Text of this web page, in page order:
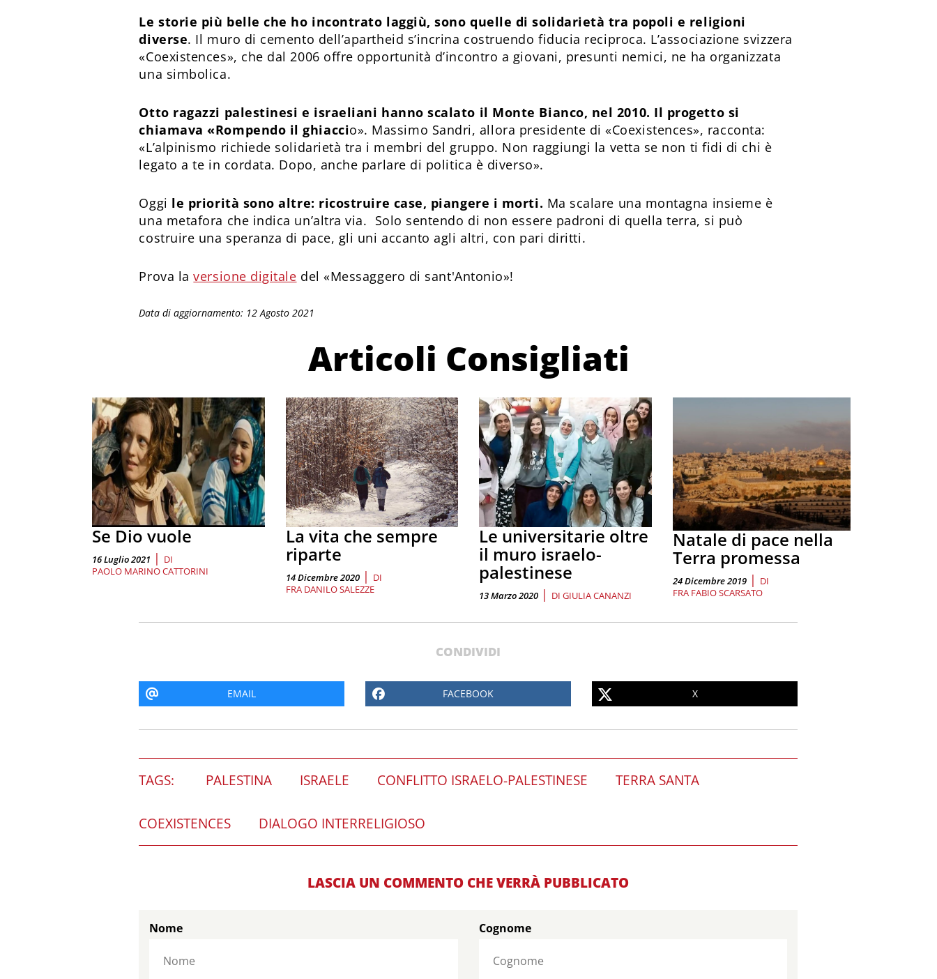
Le storie più belle che ho incontrato laggiù, sono quelle di solidarietà tra popoli e religioni
diverse. Il muro di cemento dell’apartheid s’incrina costruendo fiducia reciproca. L’associazione svizzera
«Coexistences», che dal 2006 offre opportunità d’incontro a giovani, presunti nemici, ne ha organizzata
una simbolica.
Otto ragazzi palestinesi e israeliani hanno scalato il Monte Bianco, nel 2010. Il progetto si
chiamava «Rompendo il ghiaccio». Massimo Sandri, allora presidente di «Coexistences», racconta:
«L’alpinismo richiede solidarietà tra i membri del gruppo. Non raggiungi la vetta se non ti fidi di chi è
legato a te in cordata. Dopo, anche parlare di politica è diverso».
Oggi le priorità sono altre: ricostruire case, piangere i morti. Ma scalare una montagna insieme è
una metafora che indica un’altra via. Solo sentendo di non essere padroni di quella terra, si può
costruire una speranza di pace, gli uni accanto agli altri, con pari diritti.
Prova laversione digitale del «Messaggero di sant'Antonio»!
Data di aggiornamento: 12 Agosto 2021
Articoli Consigliati
Se Dio vuole
16 Luglio 2021 | DI
PAOLO MARINO CATTORINI
La vita che sempre
riparte
14 Dicembre 2020 | DI
FRA DANILO SALEZZE
Le universitarie oltre
il muro israelo-
palestinese
13 Marzo 2020 | DI GIULIA CANANZI
Natale di pace nella
Terra promessa
24 Dicembre 2019 | DI
FRA FABIO SCARSATO
CONDIVIDI
EMAIL FACEBOOK X
TAGS: PALESTINA ISRAELE CONFLITTO ISRAELO-PALESTINESE TERRA SANTA
COEXISTENCES DIALOGO INTERRELIGIOSO
LASCIA UN COMMENTO CHE VERRÀ PUBBLICATO
Nome Cognome